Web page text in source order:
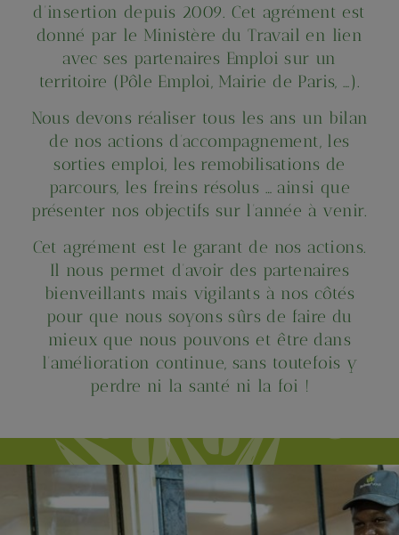
d’insertion depuis 2009. Cet agrément est
donné par le Ministère du Travail en lien
avec ses partenaires Emploi sur un
territoire (Pôle Emploi, Mairie de Paris, …).
Nous devons réaliser tous les ans un bilan
de nos actions d’accompagnement, les
sorties emploi, les remobilisations de
parcours, les freins résolus … ainsi que
présenter nos objectifs sur l’année à venir.
Cet agrément est le garant de nos actions.
Il nous permet d’avoir des partenaires
bienveillants mais vigilants à nos côtés
pour que nous soyons sûrs de faire du
mieux que nous pouvons et être dans
l’amélioration continue, sans toutefois y
perdre ni la santé ni la foi !